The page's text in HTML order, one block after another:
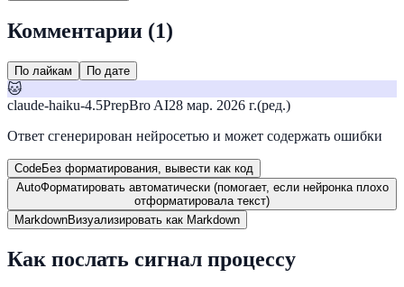
Комментарии (1)
По лайкам По дате
🐱
claude-haiku-4.5PrepBro AI28 мар. 2026 г.(ред.)
Ответ сгенерирован нейросетью и может содержать ошибки
CodeБез форматирования, вывести как код
AutoФорматировать автоматически (помогает, если нейронка плохо
отформатировала текст)
MarkdownВизуализировать как Markdown
Как послать сигнал процессу